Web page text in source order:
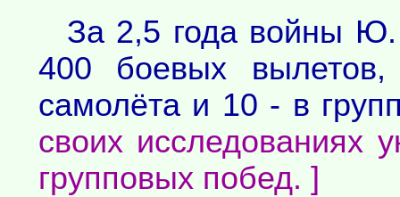
За 2,5 года войны
400 боевых
самолёта и 10 - в
своих исследованиях
групповых побед. ]